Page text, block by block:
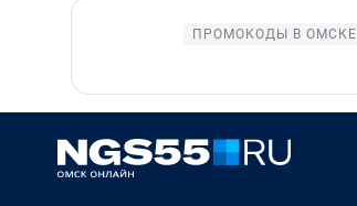
ПРОМОКОДЫ В ОМСКЕ